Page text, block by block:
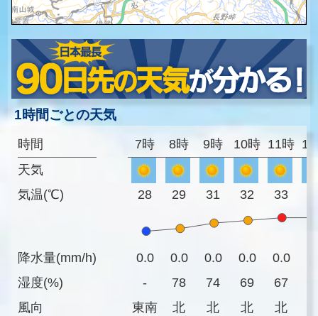
1時間ごとの天気
時間
天気
気温(℃)
降水量(mm/h)
湿度(%)
風向
7時 8時 9時 10時 11時
28 29 31 32 33
0.0 0.0 0.0 0.0 0.0
-
78 74 69 67
東南
北 北 北 北